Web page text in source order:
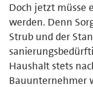
Doch jetzt müsse
werden. Denn
Strub und der
Haushalt stets
Bauunternehmer